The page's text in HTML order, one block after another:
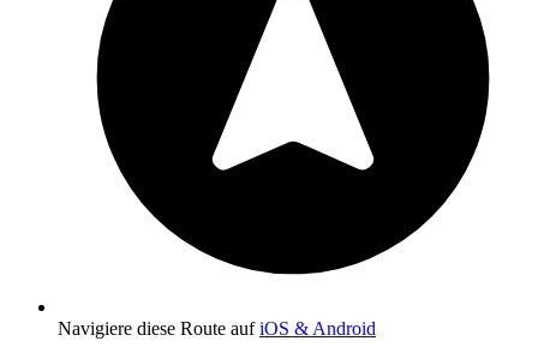
Navigiere diese Route aufiOS & Android